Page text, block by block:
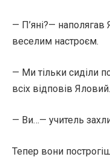
— П’яні?— наполягав
веселим настроєм.
— Ми тільки сиділи
всіх відповів Яловий.
— Ви…— учитель
Тепер вони